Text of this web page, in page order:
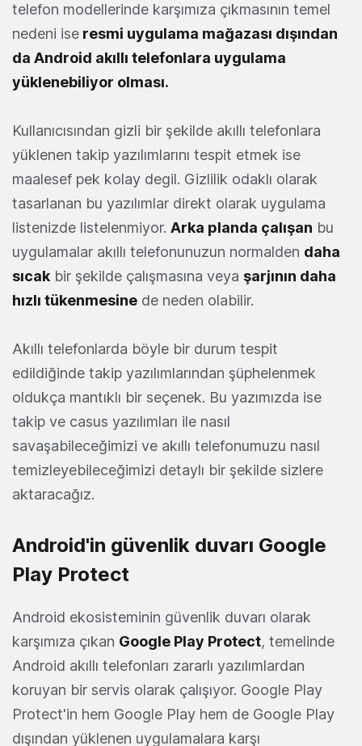
telefon modellerinde karşımıza çıkmasının temel
nedeni ise resmi uygulama mağazası dışından
da Android akıllı telefonlara uygulama
yüklenebiliyor olması.
Kullanıcısından gizli bir şekilde akıllı telefonlara
yüklenen takip yazılımlarını tespit etmek ise
maalesef pek kolay degil. Gizlilik odaklı olarak
tasarlanan bu yazılımlar direkt olarak uygulama
listenizde listelenmiyor. Arka planda çalışan bu
uygulamalar akıllı telefonunuzun normalden daha
sıcak bir şekilde çalışmasına veya şarjının daha
hızlı tükenmesine de neden olabilir.
Akıllı telefonlarda böyle bir durum tespit
edildiğinde takip yazılımlarından şüphelenmek
oldukça mantıklı bir seçenek. Bu yazımızda ise
takip ve casus yazılımları ile nasıl
savaşabileceğimizi ve akıllı telefonumuzu nasıl
temizleyebileceğimizi detaylı bir şekilde sizlere
aktaracağız.
Android'in güvenlik duvarı Google
Play Protect
Android ekosisteminin güvenlik duvarı olarak
karşımıza çıkan Google Play Protect, temelinde
Android akıllı telefonları zararlı yazılımlardan
koruyan bir servis olarak çalışıyor. Google Play
Protect'in hem Google Play hem de Google Play
dışından yüklenen uygulamalara karşı